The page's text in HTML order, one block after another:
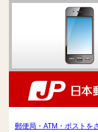
郵便局・ATM・ポストを